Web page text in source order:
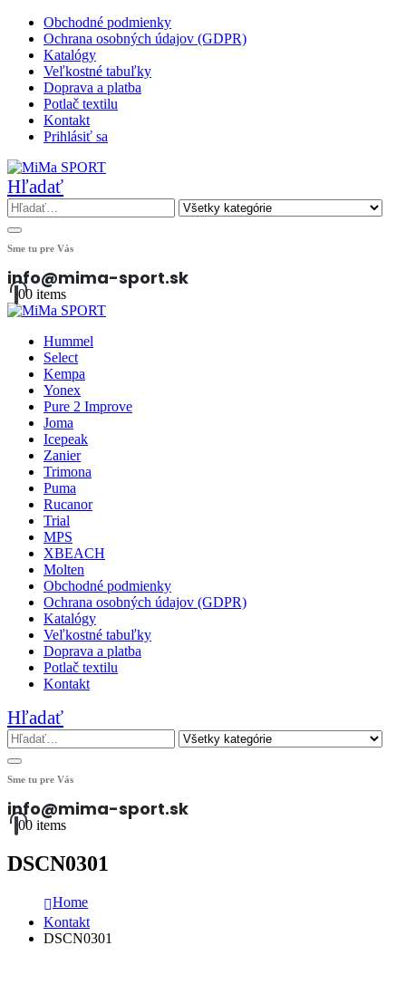
Obchodné podmienky
Ochrana osobných údajov (GDPR)
Katalógy
Veľkostné tabuľky
Doprava a platba
Potlač textilu
Kontakt
Prihlásiť sa
Hľadať
Sme tu pre Vás
info@mima-sport.sk
00 items
Hummel
Select
Kempa
Yonex
Pure 2 Improve
Joma
Icepeak
Zanier
Trimona
Puma
Rucanor
Trial
MPS
XBEACH
Molten
Obchodné podmienky
Ochrana osobných údajov (GDPR)
Katalógy
Veľkostné tabuľky
Doprava a platba
Potlač textilu
Kontakt
Hľadať
Sme tu pre Vás
info@mima-sport.sk
00 items
DSCN0301
Home
Kontakt
DSCN0301